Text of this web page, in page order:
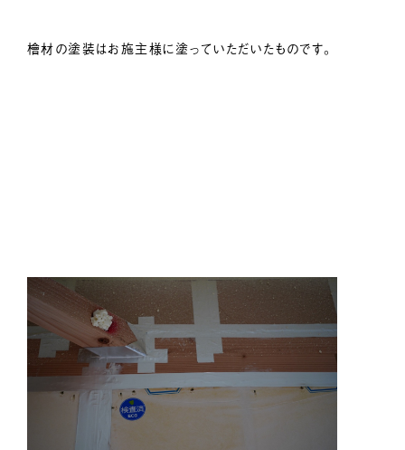
檜材の塗装はお施主様に塗っていただいたものです。